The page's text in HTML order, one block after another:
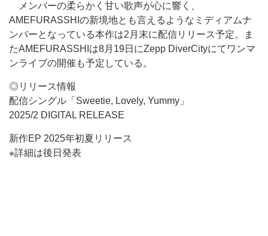
メンバーの柔らかく甘い歌声が心に響く、
AMEFURASSHIの新境地とも言えるようなミディアムナ
ンバーとなっている本作は2月末に配信リリース予定。ま
たAMEFURASSHIは8月19日にZepp DiverCityにてワンマ
ンライブの開催も予定している。
◎リリース情報
配信シングル「Sweetie, Lovely, Yummy」
2025/2 DIGITAL RELEASE
新作EP 2025年初夏リリース
※詳細は後日発表